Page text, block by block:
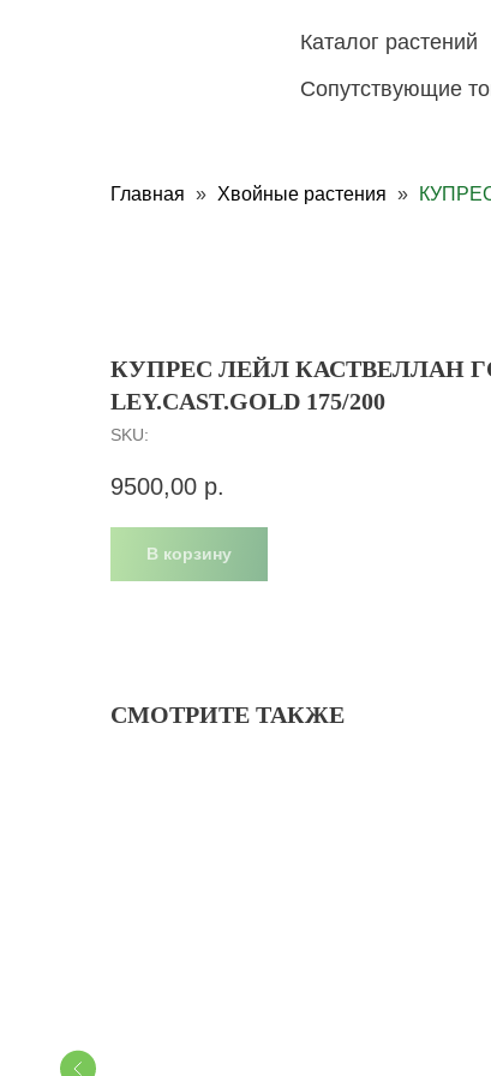
Каталог растений
Сопутствующие
Главная Хвойные растения
КУПРЕС ЛЕЙЛ КАСТВЕЛЛАН
LEY.CAST.GOLD 175/200
SKU:
9500,00 р.
В корзину
СМОТРИТЕ ТАКЖЕ